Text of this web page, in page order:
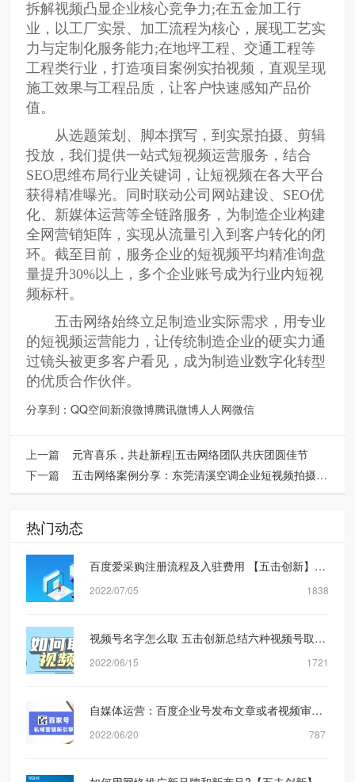
拆解视频凸显企业核心竞争力;在五金加工行
业，以工厂实景、加工流程为核心，展现工艺实
力与定制化服务能力;在地坪工程、交通工程等
工程类行业，打造项目案例实拍视频，直观呈现
施工效果与工程品质，让客户快速感知产品价
值。
从选题策划、脚本撰写，到实景拍摄、剪辑
投放，我们提供一站式短视频运营服务，结合
SEO思维布局行业关键词，让短视频在各大平台
获得精准曝光。同时联动公司网站建设、SEO优
化、新媒体运营等全链路服务，为制造企业构建
全网营销矩阵，实现从流量引入到客户转化的闭
环。截至目前，服务企业的短视频平均精准询盘
量提升30%以上，多个企业账号成为行业内短视
频标杆。
五击网络始终立足制造业实际需求，用专业
的短视频运营能力，让传统制造企业的硬实力通
过镜头被更多客户看见，成为制造业数字化转型
的优质合作伙伴。
分享到：QQ空间新浪微博腾讯微博人人网微信
上一篇 元宵喜乐，共赴新程|五击网络团队共庆团圆佳节
下一篇五击网络案例分享：东莞清溪空调企业短视频拍摄，助力企业打破获客壁垒
热门动态
百度爱采购注册流程及入驻费用 【五击创新】网络营销公司
2022/07/05 1838
视频号名字怎么取 五击创新总结六种视频号取名方式
2022/06/15 1721
自媒体运营：百度企业号发布文章或者视频审核规则机制是什么？【五击创新】
2022/06/20 787